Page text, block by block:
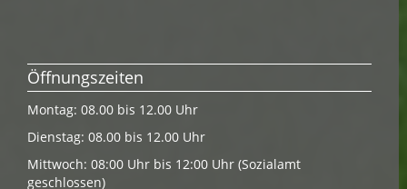
Öffnungszeiten
Montag: 08.00 bis 12.00 Uhr
Dienstag: 08.00 bis 12.00 Uhr
Mittwoch: 08:00 Uhr bis 12:00 Uhr (Sozialamt
geschlossen)